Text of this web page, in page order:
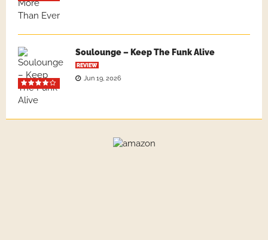
Soulounge – Keep The Funk Alive
REVIEW
Jun 19, 2026